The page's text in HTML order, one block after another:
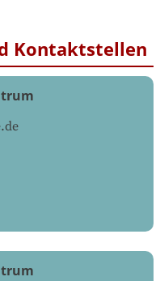
Kontaktstellen